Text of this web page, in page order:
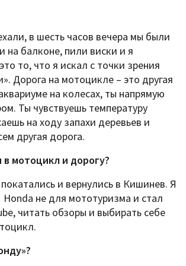
в шесть часов вечера мы были
на балконе, пили виски и я
то, что я искал с точки зрения
Дорога на мотоцикле – это другая
на колесах, ты напрямую
Ты чувствуешь температуру
на ходу запахи деревьев и
другая дорога.
мотоцикл и дорогу?
и вернулись в Кишинев. Я
не для мототуризма и стал
читать обзоры и выбирать себе